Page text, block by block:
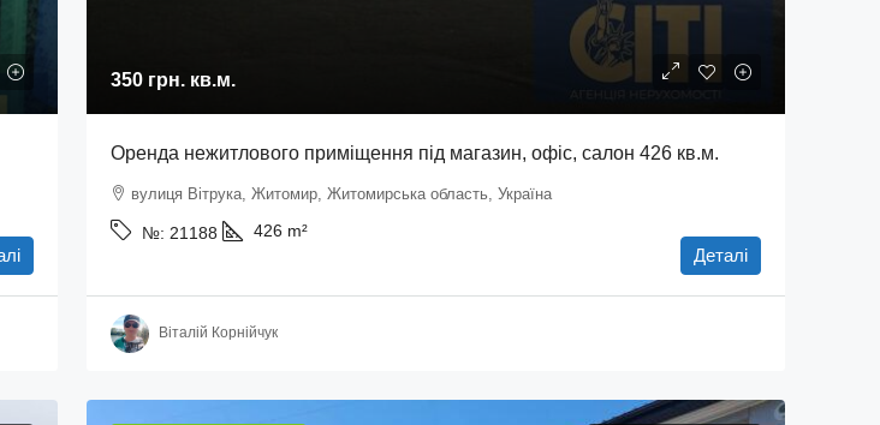
350 грн. кв.м.
Оренда нежитлового приміщення під магазин, офіс, салон 426 кв.м.
вулиця Вітрука, Житомир, Житомирська область, Україна
№: 21188 426 m²
Деталі
Віталій Корнійчук